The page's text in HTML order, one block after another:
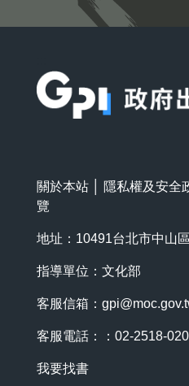
關於本站 隱私權及安全
覽
地址：10491台北市中山
指導單位：文化部
客服信箱：
客服電話：：02-2518-
我要找書